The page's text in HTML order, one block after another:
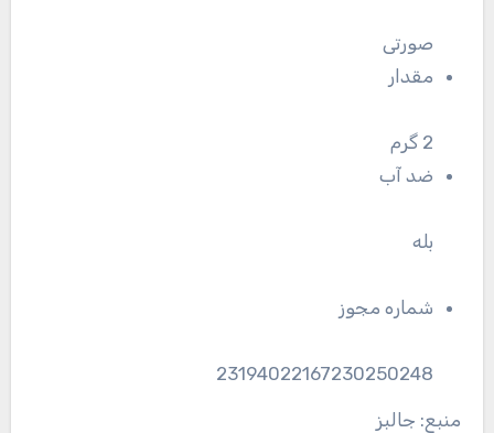
صورتی
مقدار
2 گرم
ضد آب
بله
شماره مجوز
23194022167230250248
منبع: جالبز